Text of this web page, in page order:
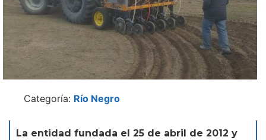
Categoría: Río Negro
La entidad fundada el 25 de abril de 2012 y